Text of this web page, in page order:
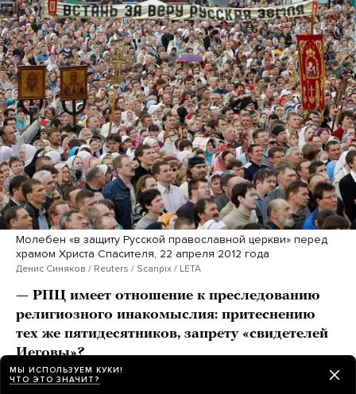
Молебен «в защиту Русской православной церкви» перед
храмом Христа Спасителя, 22 апреля 2012 года
Денис Синяков / Reuters / Scanpix / LETA
— РПЦ имеет отношение к преследованию
религиозного инакомыслия: притеснению
тех же пятидесятников, запрету «свидетелей
Иеговы»?
— Разумеется, да. Та ее часть, которая
МЫ ИСПОЛЬЗУЕМ КУКИ!
ЧТО ЭТО ЗНАЧИТ?